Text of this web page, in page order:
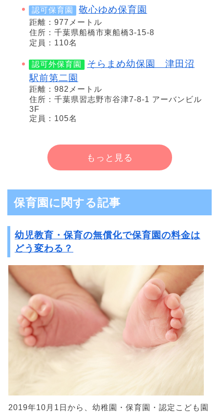
認可保育園 敬心ゆめ保育園
距離：977メートル
住所：千葉県船橋市東船橋3-15-8
定員：110名
認可外保育園
そらまめ幼保園 津田沼
駅前第二園
距離：982メートル
住所：千葉県習志野市谷津7-8-1 アーバンビル
3F
定員：105名
もっと見る
保育園に関する記事
幼児教育・保育の無償化で保育園の料金は
どう変わる？
2019年10月1日から、幼稚園・保育園・認定こども園